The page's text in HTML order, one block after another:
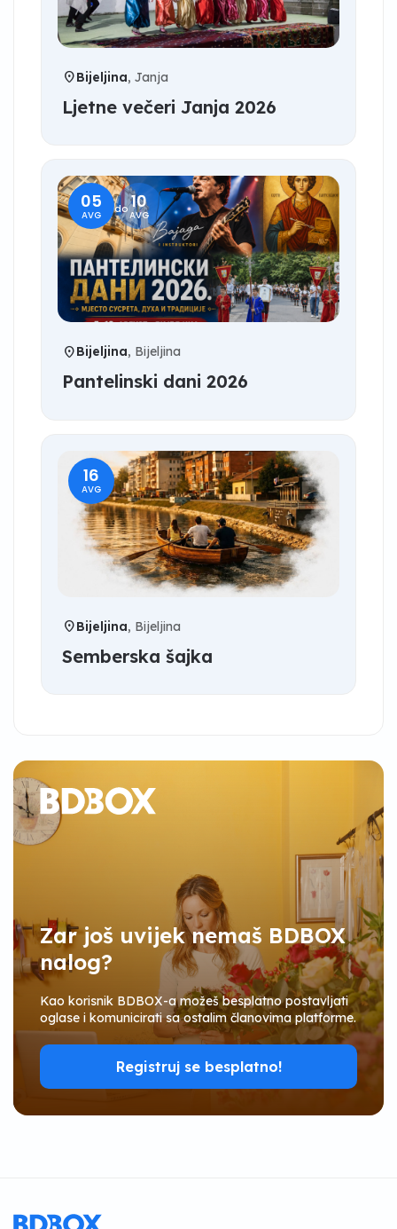
location_onBijeljina, Janja
Ljetne večeri Janja 2026
05
AVG
10
AVG
do
location_onBijeljina, Bijeljina
Pantelinski dani 2026
16
AVG
location_onBijeljina, Bijeljina
Semberska šajka
Zar još uvijek nemaš BDBOX
nalog?
Kao korisnik BDBOX-a možeš besplatno postavljati
oglase i komunicirati sa ostalim članovima platforme.
Registruj se besplatno!